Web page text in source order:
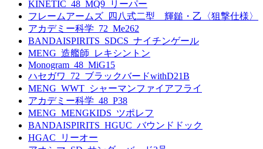
KINETIC_48_MQ9_リーパー
フレームアームズ_四八式二型 輝鎚・乙〈狙撃仕様〉
アカデミー科学_72_Me262
BANDAISPIRITS_SDCS_ナイチンゲール
MENG_造艦師_レキシントン
Monogram_48_MiG15
ハセガワ_72_ブラックバードwithD21B
MENG_WWT_シャーマンファイアフライ
アカデミー科学_48_P38
MENG_MENGKIDS_ツポレフ
BANDAISPIRITS_HGUC_バウンドドック
HGAC_リーオー